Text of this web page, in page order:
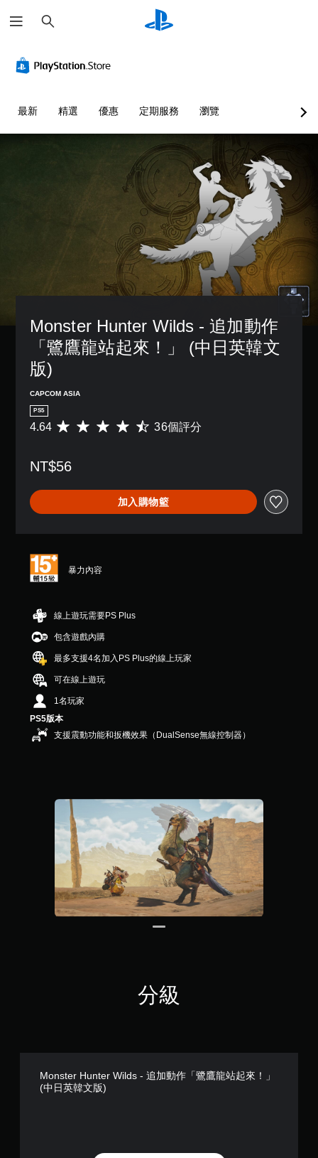
尋
最新 精選 優惠 定期服務 瀏覽
Monster Hunter Wilds - 追加動作
「鷺鷹龍站起來！」 (中日英韓文
版)
CAPCOM ASIA
PS5
平
分
4
.
星
滿
顆
星
）
，
共
3
則
評
分
4.64 36個評分
NT$56
加入購物籃
暴力內容
線上遊玩需要PS Plus
包含遊戲內購
最多支援4名加入PS Plus的線上玩家
可在線上遊玩
1名玩家
PS5版本
支援震動功能和扳機效果（DualSense無線控制器）
分級
Monster Hunter Wilds - 追加動作「鷺鷹龍站起來！」
(中日英韓文版)